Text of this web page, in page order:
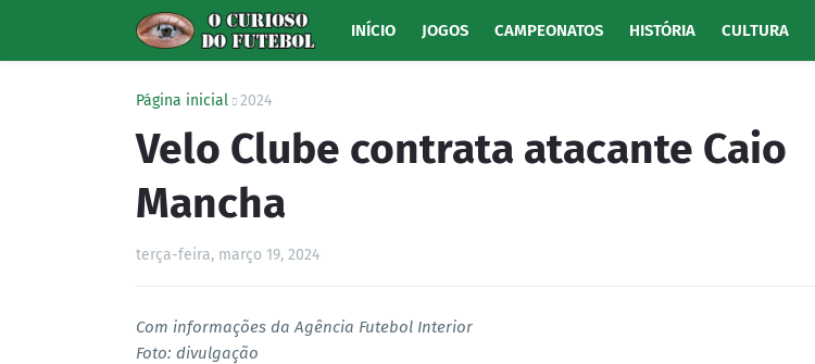
INÍCIO JOGOS CAMPEONATOS HISTÓRIA CULTURA
Página inicial 2024
Velo Clube contrata atacante Caio
Mancha
terça-feira, março 19, 2024
Com informações da Agência Futebol Interior
Foto: divulgação